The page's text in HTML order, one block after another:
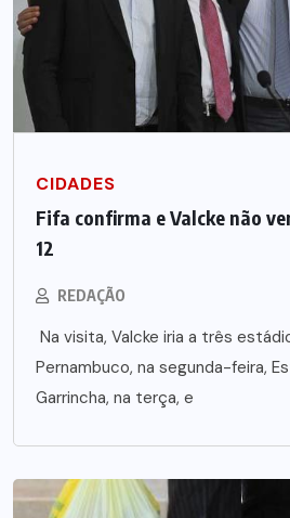
CIDADES
Fifa confirma e Valcke não
12
REDAÇÃO
Na visita, Valcke iria a três
Pernambuco, na segunda-feira,
Garrincha, na terça, e